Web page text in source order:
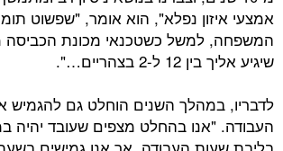
נפלא", הוא אומר, "שפשוט תומך בצורכי
כשטכנאי מכונת הכביסה מודיע לך
השנים הוחלט גם להגמיש את שעות
בהחלט מצפים שעובד יהיה במשרד